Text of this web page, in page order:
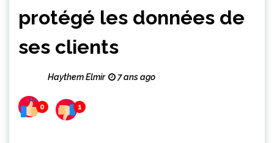
protégé les données de
ses clients
Haythem Elmir 7 ans ago
0 1